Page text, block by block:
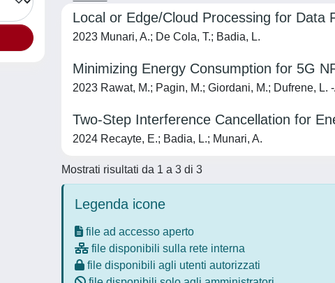
Local or Edge/Cloud Processing for Data
2023 Munari, A.; De Cola, T.; Badia, L.
Minimizing Energy Consumption for 5G
2023 Rawat, M.; Pagin, M.; Giordani, M.; Dufrene, L.
Two-Step Interference Cancellation for
2024 Recayte, E.; Badia, L.; Munari, A.
Mostrati risultati da 1 a 3 di 3
Legenda icone
file ad accesso aperto
file disponibili sulla rete interna
file disponibili agli utenti autorizzati